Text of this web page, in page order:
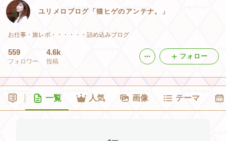
ユリメロブログ「猫ヒゲのアンテナ。」
お仕事・旅レポ・・・・・・詰め込みブログ
559
フォロワー
4.6k
投稿
フォロー
一覧 人気 画像 テーマ